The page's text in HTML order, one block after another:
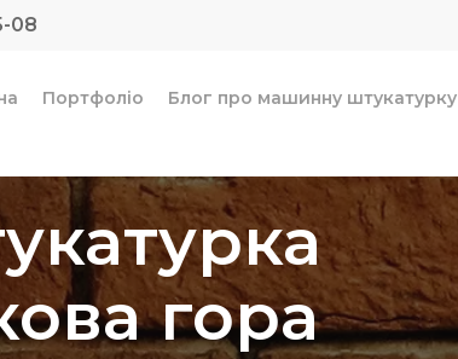
08
Портфоліо Блог про машинну штукатурку
гора